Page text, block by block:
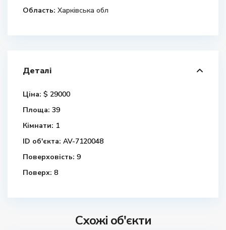
Область: Харківська обл
Деталі
Ціна: $ 29000
Площа: 39
Кімнати: 1
ID об'єкта: AV-7120048
Поверховість: 9
Поверх: 8
Схожі об'єкти